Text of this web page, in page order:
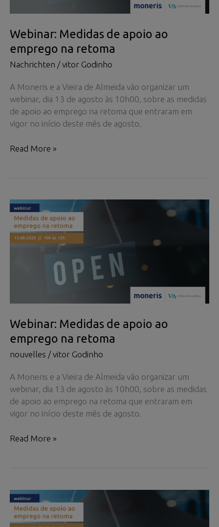
Webinar: Medidas de apoio ao
emprego na retoma
Nachrichten /vitor Godinho
A Moneris e a Vieira de Almeida vão organizar um
webinar, dia 13 de agosto às 10h00, sobre as medidas
de apoio ao emprego na retoma que entraram em
vigor no início deste mês de agosto.
Webinar:
emprego
na
retoma
Read More »
Webinar: Medidas de apoio ao
emprego na retoma
nouvelles /vitor Godinho
A Moneris e a Vieira de Almeida vão organizar um
webinar, dia 13 de agosto às 10h00, sobre as medidas
de apoio ao emprego na retoma que entraram em
vigor no início deste mês de agosto.
Webinar:
emprego
na
retoma
Read More »